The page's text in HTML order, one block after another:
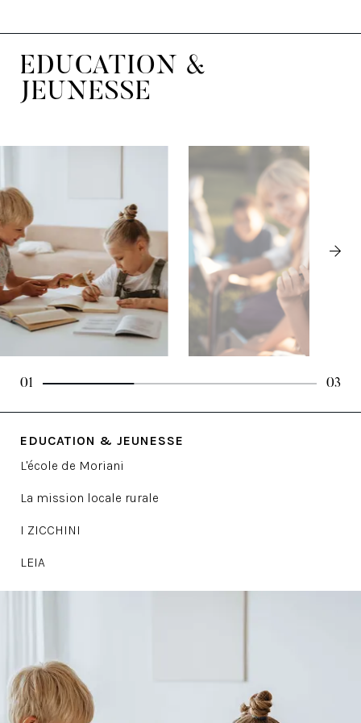
EDUCATION &
JEUNESSE
01 03
EDUCATION & JEUNESSE
L'école de Moriani
La mission locale rurale
I ZICCHINI
LEIA